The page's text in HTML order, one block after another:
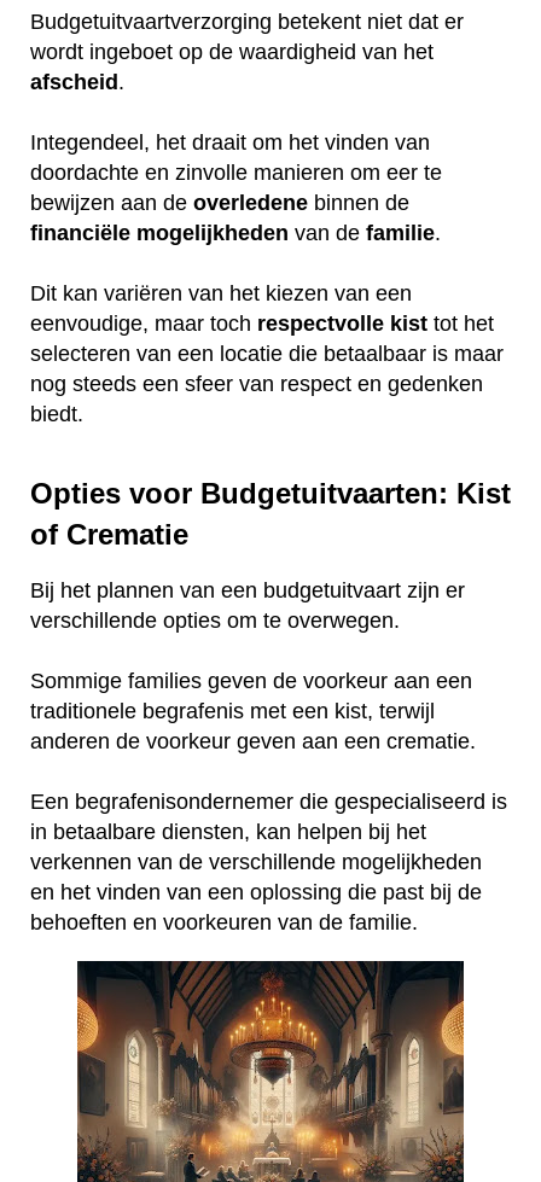
Budgetuitvaartverzorging betekent niet dat er
wordt ingeboet op de waardigheid van het
afscheid .
Integendeel, het draait om het vinden van
doordachte en zinvolle manieren om eer te
bewijzen aan de overledene binnen de
financiële mogelijkheden van de familie.
Dit kan variëren van het kiezen van een
eenvoudige, maar toch respectvolle kist tot het
selecteren van een locatie die betaalbaar is maar
nog steeds een sfeer van respect en gedenken
biedt.
Opties voor Budgetuitvaarten: Kist
of Crematie
Bij het plannen van een budgetuitvaart zijn er
verschillende opties om te overwegen.
Sommige families geven de voorkeur aan een
traditionele begrafenis met een kist, terwijl
anderen de voorkeur geven aan een crematie.
Een begrafenisondernemer die gespecialiseerd is
in betaalbare diensten, kan helpen bij het
verkennen van de verschillende mogelijkheden
en het vinden van een oplossing die past bij de
behoeften en voorkeuren van de familie.